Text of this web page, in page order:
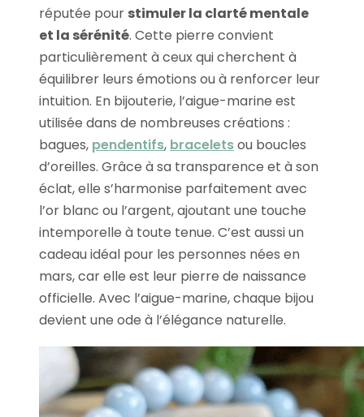
réputée pour stimuler la clarté mentale
et la sérénité. Cette pierre convient
particulièrement à ceux qui cherchent à
équilibrer leurs émotions ou à renforcer leur
intuition. En bijouterie, l’aigue-marine est
utilisée dans de nombreuses créations :
bagues, pendentifs, braceletsou boucles
d’oreilles. Grâce à sa transparence et à son
éclat, elle s’harmonise parfaitement avec
l’or blanc ou l’argent, ajoutant une touche
intemporelle à toute tenue. C’est aussi un
cadeau idéal pour les personnes nées en
mars, car elle est leur pierre de naissance
officielle. Avec l’aigue-marine, chaque bijou
devient une ode à l’élégance naturelle.